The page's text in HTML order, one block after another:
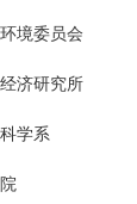
境委员会
济研究所
学系